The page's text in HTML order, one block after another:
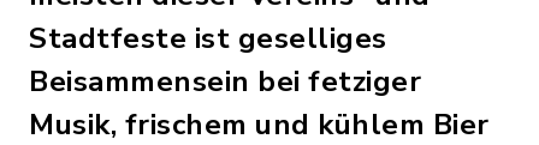
Stadtfeste ist geselliges
Beisammensein bei fetziger
Musik, frischem und kühlem Bier